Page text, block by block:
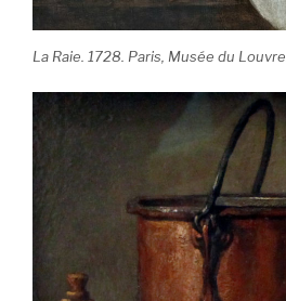
La Raie. 1728. Paris, Musée du Louvre.